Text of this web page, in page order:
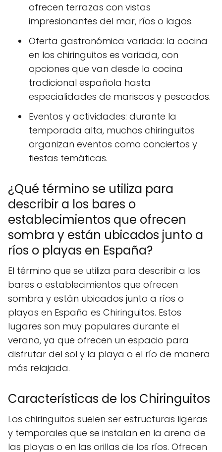
ofrecen terrazas con vistas
impresionantes del mar, ríos o lagos.
Oferta gastronómica variada: la cocina
en los chiringuitos es variada, con
opciones que van desde la cocina
tradicional española hasta
especialidades de mariscos y pescados.
Eventos y actividades: durante la
temporada alta, muchos chiringuitos
organizan eventos como conciertos y
fiestas temáticas.
¿Qué término se utiliza para
describir a los bares o
establecimientos que ofrecen
sombra y están ubicados junto a
ríos o playas en España?
El término que se utiliza para describir a los
bares o establecimientos que ofrecen
sombra y están ubicados junto a ríos o
playas en España es Chiringuitos. Estos
lugares son muy populares durante el
verano, ya que ofrecen un espacio para
disfrutar del sol y la playa o el río de manera
más relajada.
Características de los Chiringuitos
Los chiringuitos suelen ser estructuras ligeras
y temporales que se instalan en la arena de
las playas o en las orillas de los ríos. Ofrecen